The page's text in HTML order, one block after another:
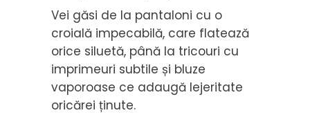
Vei găsi de la pantaloni cu o
croială impecabilă, care flatează
orice siluetă, până la tricouri cu
imprimeuri subtile și bluze
vaporoase ce adaugă lejeritate
oricărei ținute.